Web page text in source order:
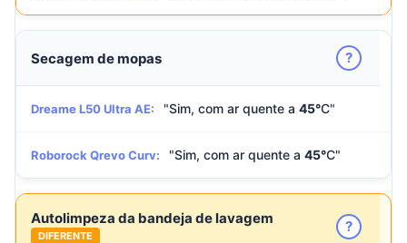
Secagem de mopas ?
Dreame L50 Ultra AE: "Sim, com ar quente a 45°C"
Roborock Qrevo Curv: "Sim, com ar quente a 45°C"
Autolimpeza da bandeja de lavagem
DIFERENTE
?